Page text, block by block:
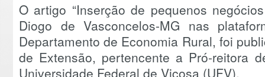
O artigo “Inserção de pequenos
Diogo de Vasconcelos-MG nas
Departamento de Economia Rural, foi
de Extensão, pertencente a Pró-reitora
Universidade Federal de Viçosa (UFV).